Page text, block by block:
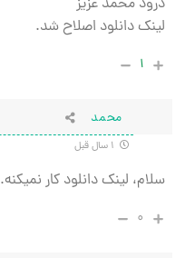
درود محمد عزیز
لینک دانلود اصلاح شد.
۱
محمد
سلام، لینک دانلود کار نمیکنه.
۰